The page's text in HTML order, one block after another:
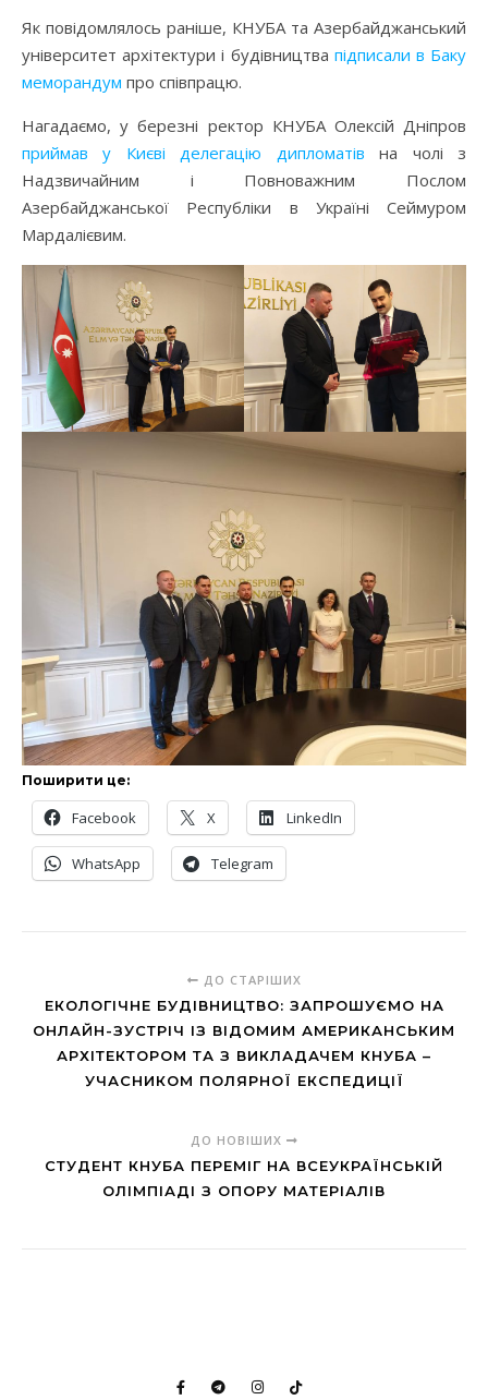
Як повідомлялось раніше, КНУБА та Азербайджанський
університет архітектури і будівництва підписали в Баку
меморандум про співпрацю.
Нагадаємо, у березні ректор КНУБА Олексій Дніпров
приймав у Києві делегацію дипломатів на чолі з
Надзвичайним і Повноважним Послом
Азербайджанської Республіки в Україні Сеймуром
Мардалієвим.
Поширити це:
Facebook X LinkedIn
WhatsApp Telegram
ДО СТАРІШИХ
ЕКОЛОГІЧНЕ БУДІВНИЦТВО: ЗАПРОШУЄМО НА
ОНЛАЙН-ЗУСТРІЧ ІЗ ВІДОМИМ АМЕРИКАНСЬКИМ
АРХІТЕКТОРОМ ТА З ВИКЛАДАЧЕМ КНУБА –
УЧАСНИКОМ ПОЛЯРНОЇ ЕКСПЕДИЦІЇ
ДО НОВІШИХ
СТУДЕНТ КНУБА ПЕРЕМІГ НА ВСЕУКРАЇНСЬКІЙ
ОЛІМПІАДІ З ОПОРУ МАТЕРІАЛІВ